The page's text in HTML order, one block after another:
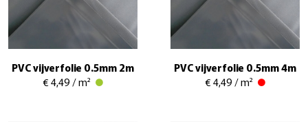
PVC vijverfolie 0.5mm 2m
€ 4,49 / m²
PVC vijverfolie 0.5mm 4m
€ 4,49 / m²